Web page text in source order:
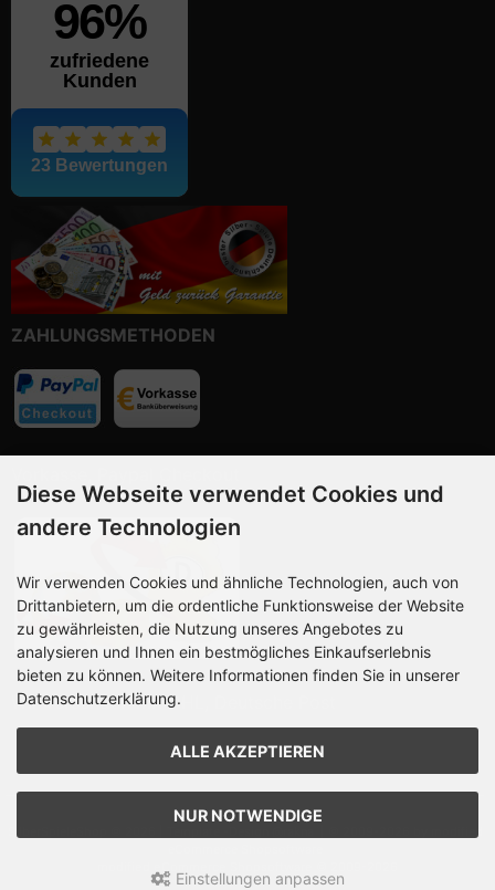
ZAHLUNGSMETHODEN
Wir versenden mit DHL, Deutsche Post
Diese Webseite verwendet Cookies und
andere Technologien
Wir verwenden Cookies und ähnliche Technologien, auch von
Drittanbietern, um die ordentliche Funktionsweise der Website
zu gewährleisten, die Nutzung unseres Angebotes zu
analysieren und Ihnen ein bestmögliches Einkaufserlebnis
bieten zu können. Weitere Informationen finden Sie in unserer
Datenschutzerklärung.
ALLE AKZEPTIEREN
NUR NOTWENDIGE
Einstellungen anpassen